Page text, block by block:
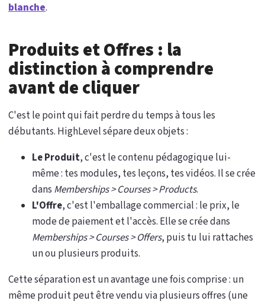
blanche.
Produits et Offres : la
distinction à comprendre
avant de cliquer
C'est le point qui fait perdre du temps à tous les
débutants. HighLevel sépare deux objets :
Le Produit, c'est le contenu pédagogique lui-
même : tes modules, tes leçons, tes vidéos. Il se crée
dans Memberships > Courses > Products.
L'Offre, c'est l'emballage commercial : le prix, le
mode de paiement et l'accès. Elle se crée dans
Memberships > Courses > Offers, puis tu lui rattaches
un ou plusieurs produits.
Cette séparation est un avantage une fois comprise : un
même produit peut être vendu via plusieurs offres (une